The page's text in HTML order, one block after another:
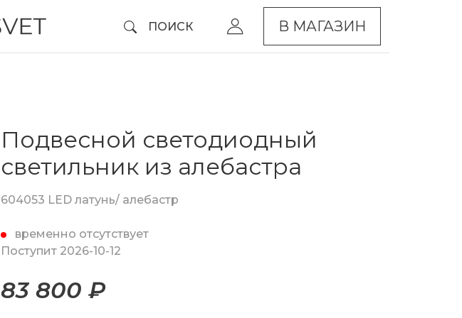
ПОИСК В МАГАЗИН
Подвесной светодиодный
светильник из алебастра
604053 LED латунь/ алебастр
временно отсутствует
Поступит 2026-10-12
83 800 ₽